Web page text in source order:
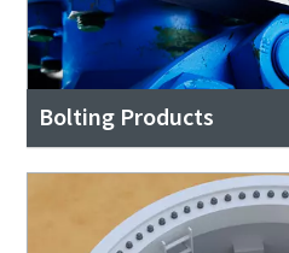
Bolting Products